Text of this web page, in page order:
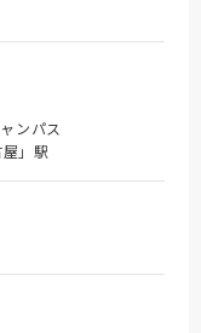
ンパス
」駅